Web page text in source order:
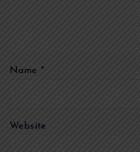
a
i
Name *
Website